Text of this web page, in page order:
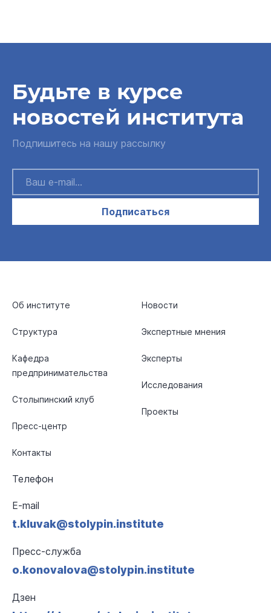
Будьте в курсе
новостей института
Подпишитесь на нашу рассылку
Подписаться
Об институте
Структура
Кафедра
предпринимательства
Столыпинский клуб
Пресс-центр
Контакты
Новости
Экспертные мнения
Эксперты
Исследования
Проекты
Телефон
E-mail
t.kluvak@stolypin.institute
Пресс-служба
o.konovalova@stolypin.institute
Дзен